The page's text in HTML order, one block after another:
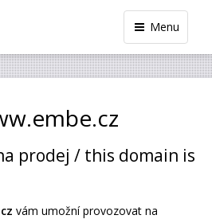
Menu
prodej / this domain is
vám umožní provozovat na